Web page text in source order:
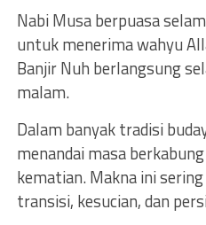
Nabi Musa berpuasa
untuk menerima wahyu
Banjir Nuh berlangsung
malam.
Dalam banyak tradisi
menandai masa
kematian. Makna ini
transisi, kesucian, dan